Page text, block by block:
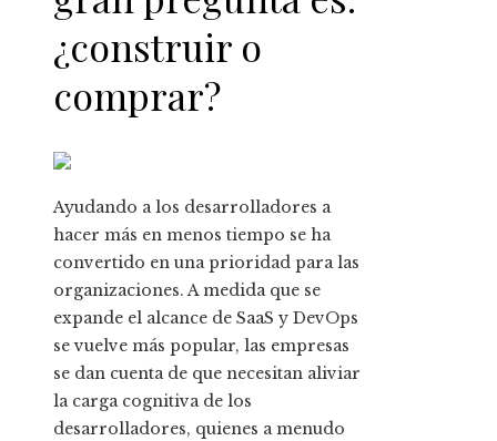
¿construir o
comprar?
Ayudando a los desarrolladores a
hacer más en menos tiempo se ha
convertido en una prioridad para las
organizaciones. A medida que se
expande el alcance de SaaS y DevOps
se vuelve más popular, las empresas
se dan cuenta de que necesitan aliviar
la carga cognitiva de los
desarrolladores, quienes a menudo